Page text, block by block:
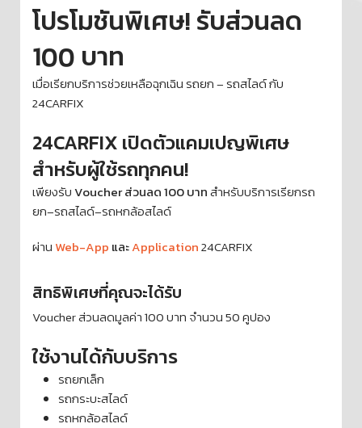
โปรโมชันพิเศษ! รับส่วนลด
100 บาท
เมื่อเรียกบริการช่วยเหลือฉุกเฉิน รถยก – รถสไลด์ กับ
24CARFIX
24CARFIX เปิดตัวแคมเปญพิเศษ
สำหรับผู้ใช้รถทุกคน!
เพียงรับVoucher ส่วนลด 100 บาทสำหรับบริการเรียกรถ
ยก–รถสไลด์–รถหกล้อสไลด์
ผ่าน Web-App และApplication24CARFIX
สิทธิพิเศษที่คุณจะได้รับ
Voucher ส่วนลดมูลค่า 100 บาท จำนวน 50 คูปอง
ใช้งานได้กับบริการ
รถยกเล็ก
รถกระบะสไลด์
รถหกล้อสไลด์